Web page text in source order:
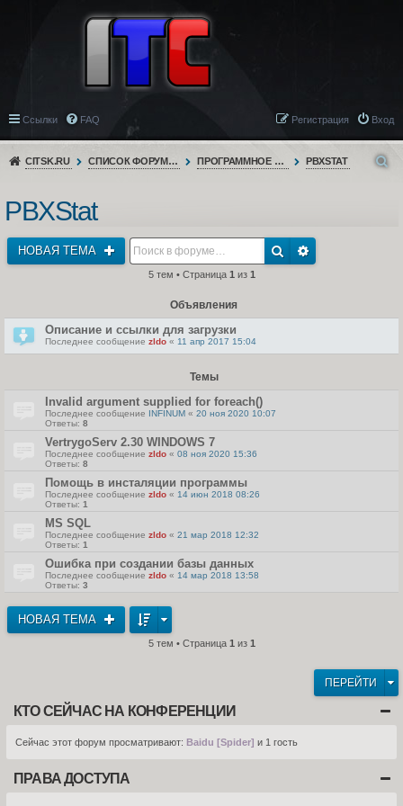
Ссылки FAQ Вход
Регистрация
CITSK.RU СПИСОК ФОРУМОВ ПРОГРАММНОЕ ОБЕСПЕЧЕНИЕ PBXSTAT
PBXStat
НОВАЯ ТЕМА
5 тем • Страница 1 из 1
Объявления
Описание и ссылки для загрузки
Последнее сообщение zldo « 11 апр 2017 15:04
Темы
Invalid argument supplied for foreach()
Последнее сообщение INFINUM « 20 ноя 2020 10:07
Ответы: 8
VertrygoServ 2.30 WINDOWS 7
Последнее сообщение zldo « 08 ноя 2020 15:36
Ответы: 8
Помощь в инсталяции программы
Последнее сообщение zldo « 14 июн 2018 08:26
Ответы: 1
MS SQL
Последнее сообщение zldo « 21 мар 2018 12:32
Ответы: 1
Ошибка при создании базы данных
Последнее сообщение zldo « 14 мар 2018 13:58
Ответы: 3
НОВАЯ ТЕМА
5 тем • Страница 1 из 1
ПЕРЕЙТИ
КТО СЕЙЧАС НА КОНФЕРЕНЦИИ
Сейчас этот форум просматривают: Baidu [Spider] и 1 гость
ПРАВА ДОСТУПА